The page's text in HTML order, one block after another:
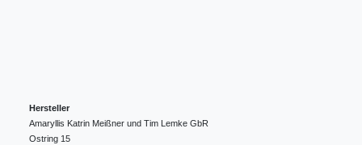
Hersteller
Amaryllis Katrin Meißner und Tim Lemke GbR
Ostring 15